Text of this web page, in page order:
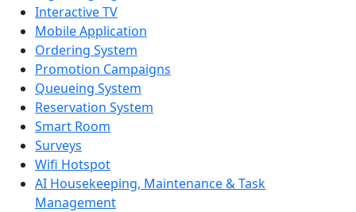
Interactive TV
Mobile Application
Ordering System
Promotion Campaigns
Queueing System
Reservation System
Smart Room
Surveys
Wifi Hotspot
AI Housekeeping, Maintenance & Task
Management